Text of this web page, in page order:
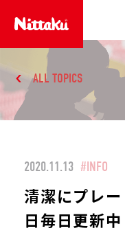
ALL TOPICS
2020.11.13 #INFO
清潔にプレ
日毎日更新中